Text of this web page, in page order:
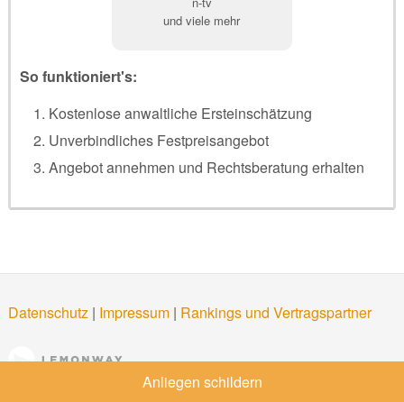
und viele mehr
So funktioniert's:
Kostenlose anwaltliche Ersteinschätzung
Unverbindliches Festpreisangebot
Angebot annehmen und Rechtsberatung erhalten
Anliegen schildern
Datenschutz| Impressum| Rankings und Vertragspartner
(Zahlungsinstitut mit Sitz in 8, rue du Sentier, 75002